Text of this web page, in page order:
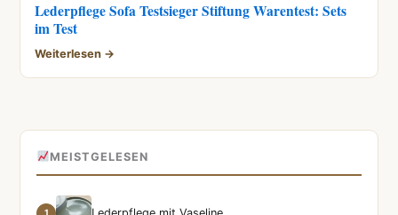
Lederpflege Sofa Testsieger Stiftung Warentest: Sets
im Test
Weiterlesen →
MEISTGELESEN
1